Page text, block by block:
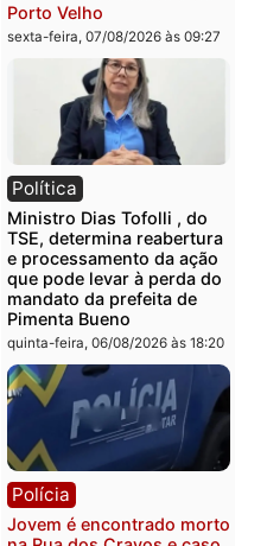
Polícia Civil deflagra
operação contra facção
criminosa que atacava
provedores de internet
Rondônia
sexta-feira, 07/08/2026 às
Polícia
Polícia Militar apreende
durante patrulhamento
fluvial no Rio Madeira em
Porto Velho
sexta-feira, 07/08/2026 às